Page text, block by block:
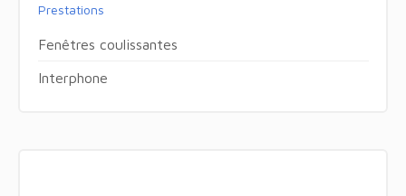
Prestations
Fenêtres coulissantes
Interphone